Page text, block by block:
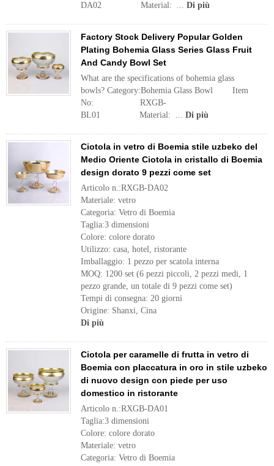
DA02 Material: ... Di più
Factory Stock Delivery Popular Golden
Plating Bohemia Glass Series Glass Fruit
And Candy Bowl Set
What are the specifications of bohemia glass
bowls? Category:Bohemia Glass Bowl Item
No: RXGB-
BL01 Material: ... Di più
Ciotola in vetro di Boemia stile uzbeko del
Medio Oriente Ciotola in cristallo di Boemia
design dorato 9 pezzi come set
Articolo n.:RXGB-DA02
Materiale: vetro
Categoria: Vetro di Boemia
Taglia:3 dimensioni
Colore: colore dorato
Utilizzo: casa, hotel, ristorante
Imballaggio: 1 pezzo per scatola interna
MOQ: 1200 set (6 pezzi piccoli, 2 pezzi medi, 1
pezzo grande, un totale di 9 pezzi come set)
Tempi di consegna: 20 giorni
Origine: Shanxi, Cina
Di più
Ciotola per caramelle di frutta in vetro di
Boemia con placcatura in oro in stile uzbeko
di nuovo design con piede per uso
domestico in ristorante
Articolo n.:RXGB-DA01
Taglia:3 dimensioni
Colore: colore dorato
Materiale: vetro
Categoria: Vetro di Boemia